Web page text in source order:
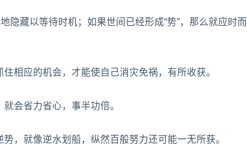
隐藏以等待时机；如果世间已经形成“势”，那么就应时而
相应的机会，才能使自己消灾免祸，有所收获。
会省力省心，事半功倍。
，就像逆水划船，纵然百般努力还可能一无所获。